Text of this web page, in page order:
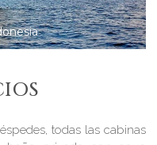
Ampat
todas las cabinas